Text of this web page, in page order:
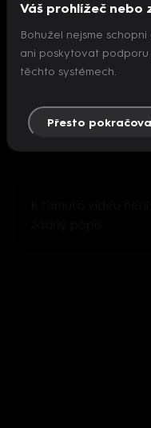
Nepodařilo
Váš prohlížeč nebo
Bohužel nejsme
ani poskytovat podporu
těchto systémech.
Přesto